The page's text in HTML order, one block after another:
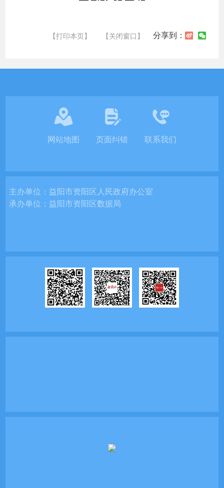
【打印本页】 【关闭窗口】 分享到：
网站地图 页面纠错 联系我们
主办单位：益阳市资阳区人民政府办公室
承办单位：益阳市资阳区数据局